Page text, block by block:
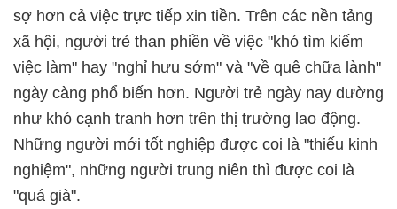
sợ hơn cả việc trực tiếp xin tiền. Trên các nền tảng
xã hội, người trẻ than phiền về việc "khó tìm kiếm
việc làm" hay "nghỉ hưu sớm" và "về quê chữa lành"
ngày càng phổ biến hơn. Người trẻ ngày nay dường
như khó cạnh tranh hơn trên thị trường lao động.
Những người mới tốt nghiệp được coi là "thiếu kinh
nghiệm", những người trung niên thì được coi là
"quá già".